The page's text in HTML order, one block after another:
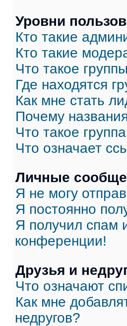
Уровни
Кто такие
Кто такие
Что такое
Где находятся
Как мне стать
Почему
Что такое
Что означает
Личные
Я не могу
Я постоянно
Я получил спам
конференции!
Друзья и
Что означают
Как мне
недругов?